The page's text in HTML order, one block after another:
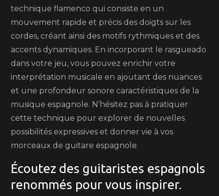
technique flamenco qui consiste en un
mouvement rapide et précis des doigts sur les
cordes, créant ainsi des motifs rythmiques et des
accents dynamiques. En incorporant le rasgueado
dans votre jeu, vous pouvez enrichir votre
interprétation musicale en ajoutant des nuances
et une profondeur sonore caractéristiques de la
musique espagnole. N’hésitez pas à pratiquer
cette technique pour explorer de nouvelles
possibilités expressives et donner vie à vos
morceaux de guitare espagnole.
Écoutez des guitaristes espagnols
renommés pour vous inspirer.